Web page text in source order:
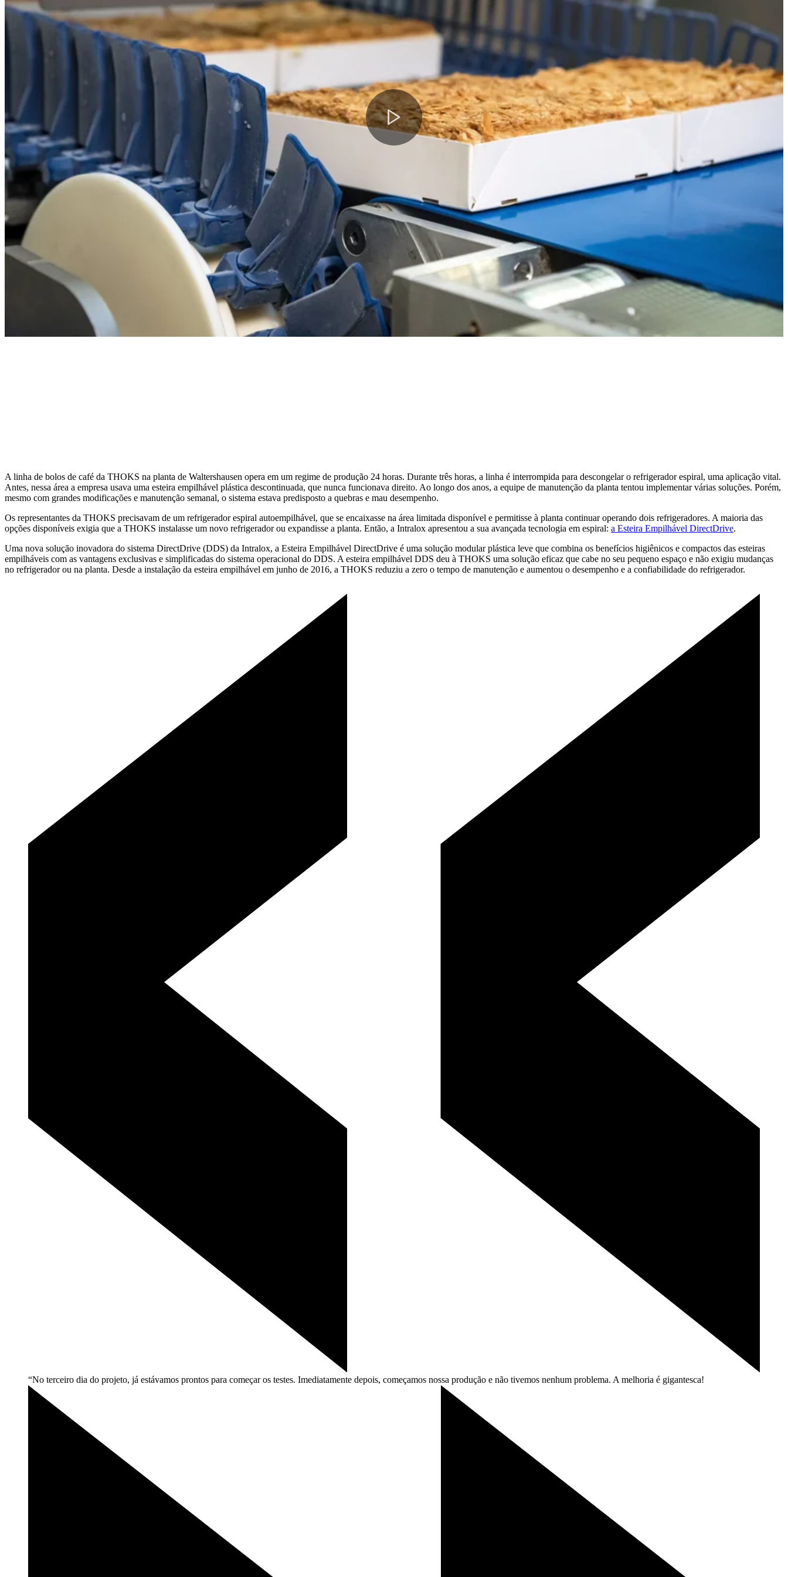
A linha de bolos de café da THOKS na planta de Waltershausen opera em um regime de produção 24 horas. Durante três horas, a linha é interrompida para descongelar o refrigerador espiral, uma aplicação vital.
Antes, nessa área a empresa usava uma esteira empilhável plástica descontinuada, que nunca funcionava direito. Ao longo dos anos, a equipe de manutenção da planta tentou implementar várias soluções. Porém,
mesmo com grandes modificações e manutenção semanal, o sistema estava predisposto a quebras e mau desempenho.
Os representantes da THOKS precisavam de um refrigerador espiral autoempilhável, que se encaixasse na área limitada disponível e permitisse à planta continuar operando dois refrigeradores. A maioria das
opções disponíveis exigia que a THOKS instalasse um novo refrigerador ou expandisse a planta. Então, a Intralox apresentou a sua avançada tecnologia em espiral: a Esteira Empilhável DirectDrive.
Uma nova solução inovadora do sistema DirectDrive (DDS) da Intralox, a Esteira Empilhável DirectDrive é uma solução modular plástica leve que combina os benefícios higiênicos e compactos das esteiras
empilháveis com as vantagens exclusivas e simplificadas do sistema operacional do DDS. A esteira empilhável DDS deu à THOKS uma solução eficaz que cabe no seu pequeno espaço e não exigiu mudanças
no refrigerador ou na planta. Desde a instalação da esteira empilhável em junho de 2016, a THOKS reduziu a zero o tempo de manutenção e aumentou o desempenho e a confiabilidade do refrigerador.
“No terceiro dia do projeto, já estávamos prontos para começar os testes. Imediatamente depois, começamos nossa produção e não tivemos nenhum problema. A melhoria é gigantesca!